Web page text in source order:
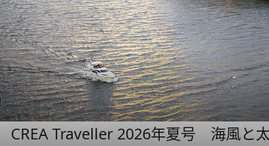
CREA Traveller 2026年夏号 海風と